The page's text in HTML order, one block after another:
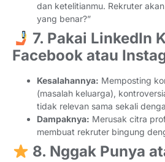
dan ketelitianmu. Rekruter
yang benar?”
7. Pakai LinkedIn
Facebook atau
Kesalahannya: Memposting
(masalah keluarga),
tidak relevan sama sekali
Dampaknya: Merusak citra
membuat rekruter bingung
8. Nggak Punya